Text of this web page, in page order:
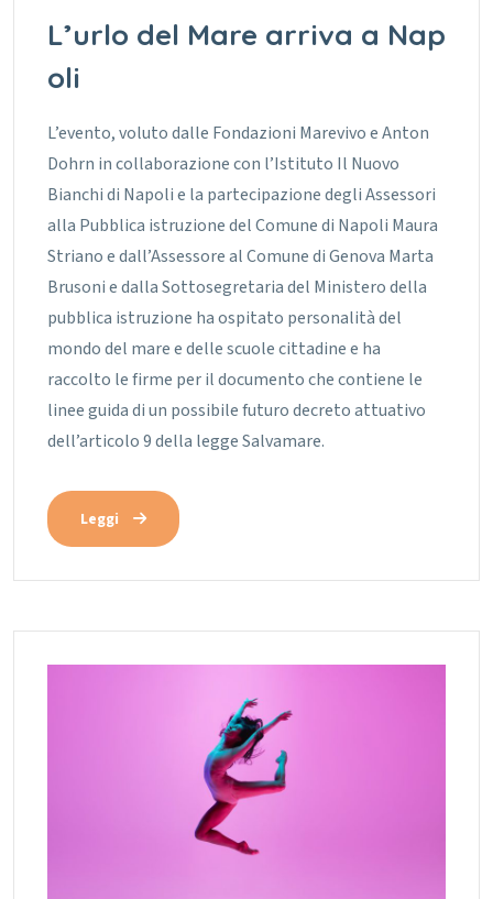
L’urlo del Mare arriva a Nap
oli
L’evento, voluto dalle Fondazioni Marevivo e Anton
Dohrn in collaborazione con l’Istituto Il Nuovo
Bianchi di Napoli e la partecipazione degli Assessori
alla Pubblica istruzione del Comune di Napoli Maura
Striano e dall’Assessore al Comune di Genova Marta
Brusoni e dalla Sottosegretaria del Ministero della
pubblica istruzione ha ospitato personalità del
mondo del mare e delle scuole cittadine e ha
raccolto le firme per il documento che contiene le
linee guida di un possibile futuro decreto attuativo
dell’articolo 9 della legge Salvamare.
Leggi